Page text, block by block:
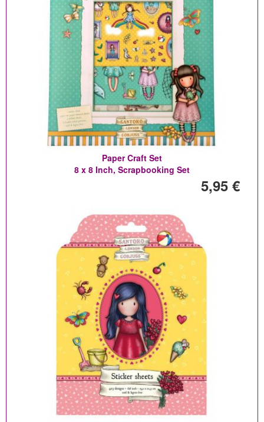
Paper Craft Set
8 x 8 Inch, Scrapbooking Set
5,95 €